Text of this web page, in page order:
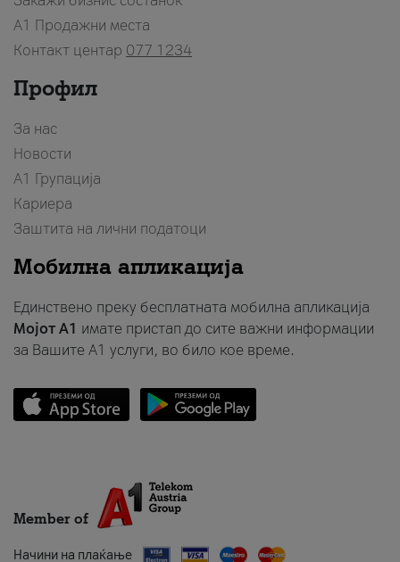
A1 Продажни места
Контакт центар 077 1234
Профил
За нас
Новости
А1 Групација
Кариера
Заштита на лични податоци
Мобилна апликација
Единствено преку бесплатната мобилна апликација
Мојот A1 имате пристап до сите важни информации
за Вашите A1 услуги, во било кое време.
Member of
Начини на плаќање